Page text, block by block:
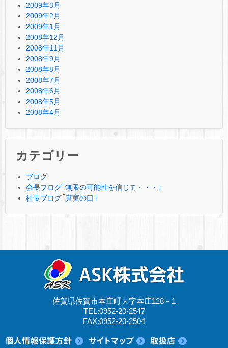
2009年3月
2009年2月
2009年1月
2008年12月
2008年11月
2008年9月
2008年8月
2008年7月
2008年6月
2008年5月
2008年4月
カテゴリー
ブログ
会長ブログ｢無限の可能性を信じて・・・｣
社長ブログ｢真実の口｣
佐賀県佐賀市本庄町大字本庄128－1
TEL:0952-20-2547
FAX:0952-20-2504